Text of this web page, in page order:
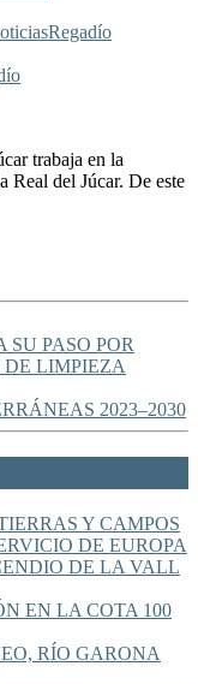
Regadío
trabaja en la
Real del Júcar. De este
PASO POR
LIMPIEZA
2023‒2030
Y CAMPOS
DE EUROPA
DE LA VALL
EN LA COTA 100
RÍO GARONA